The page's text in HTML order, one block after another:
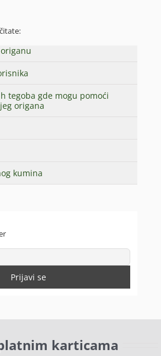
tegoba gde mogu pomoći
origana
kumina
karticama